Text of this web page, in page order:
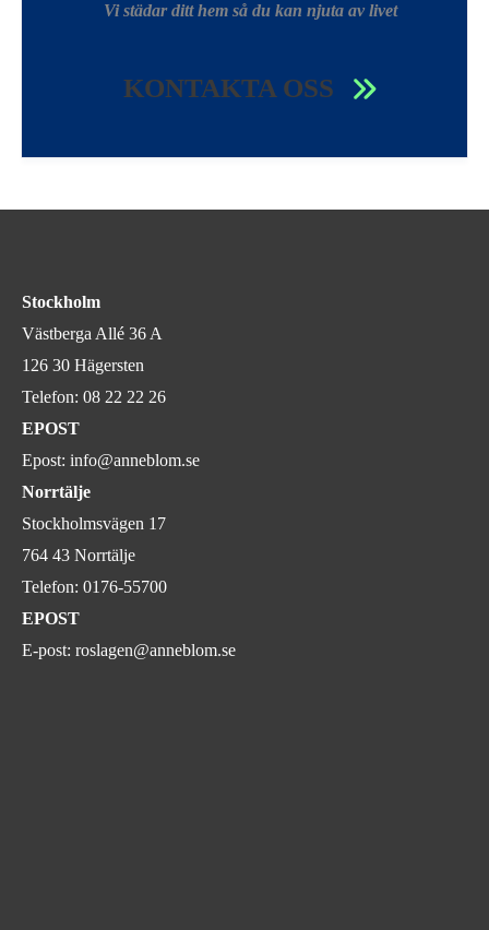
Vi städar ditt hem så du kan njuta av livet
KONTAKTA OSS
Stockholm
Västberga Allé 36 A
126 30 Hägersten
Telefon: 08 22 22 26
EPOST
Epost: info@anneblom.se
Norrtälje
Stockholmsvägen 17
764 43 Norrtälje
Telefon: 0176-55700
EPOST
E-post: roslagen@anneblom.se